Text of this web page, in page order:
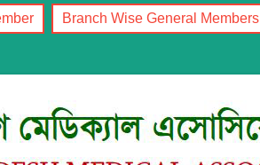
Branch Wise General Members